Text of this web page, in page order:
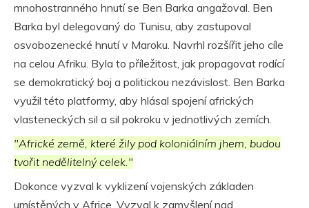
mnohostranného hnutí se Ben Barka angažoval. Ben
Barka byl delegovaný do Tunisu, aby zastupoval
osvobozenecké hnutí v Maroku. Navrhl rozšířit jeho cíle
na celou Afriku. Byla to příležitost, jak propagovat rodící
se demokratický boj a politickou nezávislost. Ben Barka
využil této platformy, aby hlásal spojení afrických
vlasteneckých sil a sil pokroku v jednotlivých zemích.
"Africké země, které žily pod koloniálním jhem, budou
tvořit nedělitelný celek."
Dokonce vyzval k vyklizení vojenských základen
umístěných v Africe. Vyzval k zamyšlení nad